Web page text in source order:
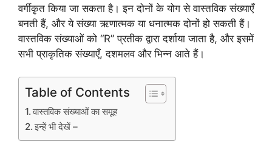
वर्गीकृत किया जा सकता है। इन दोनों के योग से वास्तविक संख्याएँ
बनती हैं, और ये संख्या ऋणात्मक या धनात्मक दोनों हो सकती हैं।
वास्तविक संख्याओं को “R” प्रतीक द्वारा दर्शाया जाता है, और इसमें
सभी प्राकृतिक संख्याएँ, दशमलव और भिन्न आते हैं।
Table of Contents
वास्तविक संख्याओं का समूह
इन्हें भी देखें –